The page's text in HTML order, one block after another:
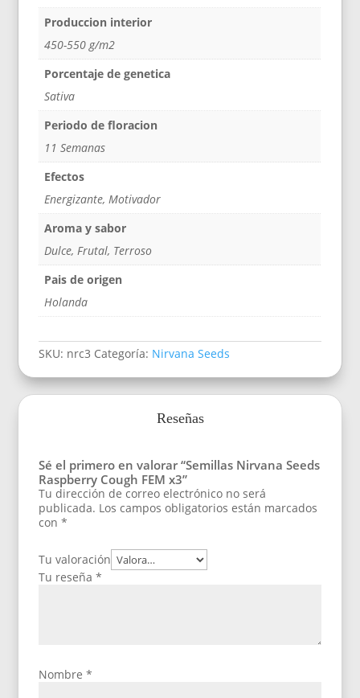
Produccion interior
450-550 g/m2
Porcentaje de genetica
Sativa
Periodo de floracion
11 Semanas
Efectos
Energizante, Motivador
Aroma y sabor
Dulce, Frutal, Terroso
Pais de origen
Holanda
SKU: nrc3 Categoría: Nirvana Seeds
Reseñas
Sé el primero en valorar “Semillas Nirvana Seeds
Raspberry Cough FEM x3”
Tu dirección de correo electrónico no será
publicada. Los campos obligatorios están marcados
con*
Tu valoración
Tu reseña*
Nombre*